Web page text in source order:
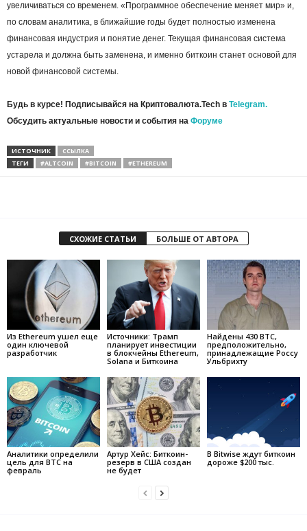
увеличиваться со временем. «Программное обеспечение меняет мир» и,
по словам аналитика, в ближайшие годы будет полностью изменена
финансовая индустрия и понятие денег. Текущая финансовая система
устарела и должна быть заменена, и именно биткоин станет основой для
новой финансовой системы.
Будь в курсе! Подписывайся на Криптовалюта.Tech в Telegram.
Обсудить актуальные новости и события на Форуме
ИСТОЧНИК
ССЫЛКА
ТЕГИ
#ALTCOIN #BITCOIN #ETHEREUM
СХОЖИЕ СТАТЬИ БОЛЬШЕ ОТ АВТОРА
Из Ethereum ушел еще
один ключевой
разработчик
Источники: Трамп
планирует инвестиции
в блокчейны Ethereum,
Solana и Биткоина
Найдены 430 BTC,
предположительно,
принадлежащие Россу
Ульбрихту
Аналитики определили
цель для BTC на
февраль
Артур Хейс: Биткоин-
резерв в США создан
не будет
В Bitwise ждут биткоин
дороже $200 тыс.